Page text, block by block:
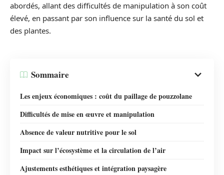
abordés, allant des difficultés de manipulation à son coût
élevé, en passant par son influence sur la santé du sol et
des plantes.
Sommaire
Les enjeux économiques : coût du paillage de pouzzolane
Difficultés de mise en œuvre et manipulation
Absence de valeur nutritive pour le sol
Impact sur l’écosystème et la circulation de l’air
Ajustements esthétiques et intégration paysagère